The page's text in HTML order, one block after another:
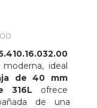
ideal
de 40 mm
316L ofrece
de una